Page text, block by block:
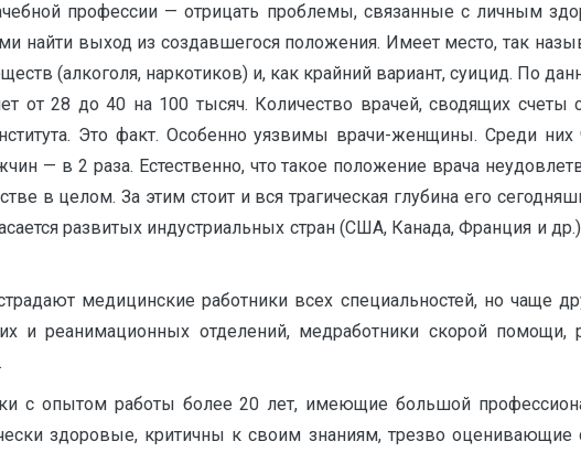
профессии — отрицать проблемы, связанные с личным
найти выход из создавшегося положения. Имеет место, так
(алкоголя, наркотиков) и, как крайний вариант, суицид. По
от 28 до 40 на 100 тысяч. Количество врачей, сводящих
Это факт. Особенно уязвимы врачи-женщины. Среди
— в 2 раза. Естественно, что такое положение врача
в целом. За этим стоит и вся трагическая глубина его
развитых индустриальных стран (США, Канада, Франция и
медицинские работники всех специальностей, но чаще
и реанимационных отделений, медработники скорой
с опытом работы более 20 лет, имеющие большой
здоровые, критичны к своим знаниям, трезво